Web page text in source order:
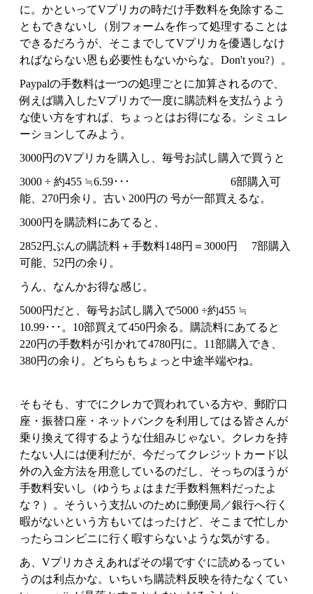
に。かといってVプリカの時だけ手数料を免除するこ
ともできないし（別フォームを作って処理することは
できるだろうが、そこまでしてVプリカを優遇しなけ
ればならない恩も必要性もないからな。Don't you?）。
Paypalの手数料は一つの処理ごとに加算されるので、
例えば購入したVプリカで一度に購読料を支払うよう
な使い方をすれば、ちょっとはお得になる。シミュレ
ーションしてみよう。
3000円のVプリカを購入し、毎号お試し購入で買うと
3000 ÷ 約455 ≒6.59･･･ 6部購入可
能、270円余り。古い 200円の 号が一部買えるな。
3000円を購読料にあてると、
2852円ぶんの購読料＋手数料148円＝3000円 7部購入
可能、52円の余り。
うん、なんかお得な感じ。
5000円だと、毎号お試し購入で5000 ÷約455 ≒
10.99･･･。10部買えて450円余る。購読料にあてると
220円の手数料が引かれて4780円に。11部購入でき、
380円の余り。どちらもちょっと中途半端やね。
そもそも、すでにクレカで買われている方や、郵貯口
座・振替口座・ネットバンクを利用してはる皆さんが
乗り換えて得するような仕組みじゃない。クレカを持
たない人には便利だが、今だってクレジットカード以
外の入金方法を用意しているのだし、そっちのほうが
手数料安いし（ゆうちょはまだ手数料無料だったよ
な？）。そういう支払いのために郵便局／銀行へ行く
暇がないという方もいてはったけど、そこまで忙しか
ったらコンビニに行く暇すらないような気がする。
あ、Vプリカさえあればその場ですぐに読めるってい
うのは利点かな。いちいち購読料反映を待たなくてい